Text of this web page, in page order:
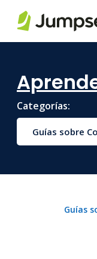
Categorías:
Guías sobre
Guías